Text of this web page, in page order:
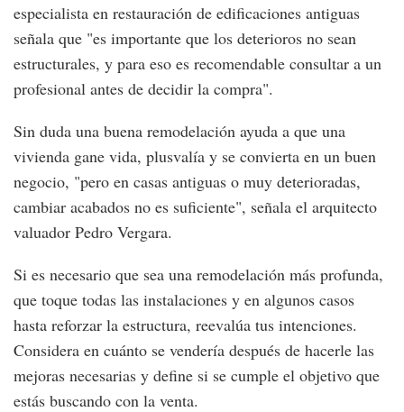
especialista en restauración de edificaciones antiguas
señala que "es importante que los deterioros no sean
estructurales, y para eso es recomendable consultar a un
profesional antes de decidir la compra".
Sin duda una buena remodelación ayuda a que una
vivienda gane vida, plusvalía y se convierta en un buen
negocio, "pero en casas antiguas o muy deterioradas,
cambiar acabados no es suficiente", señala el arquitecto
valuador Pedro Vergara.
Si es necesario que sea una remodelación más profunda,
que toque todas las instalaciones y en algunos casos
hasta reforzar la estructura, reevalúa tus intenciones.
Considera en cuánto se vendería después de hacerle las
mejoras necesarias y define si se cumple el objetivo que
estás buscando con la venta.